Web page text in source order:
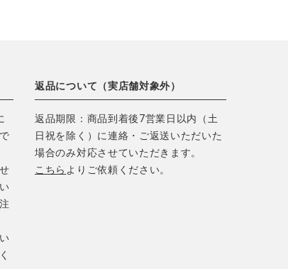
返品について（実店舗対象外）
返品期限：商品到着後7営業日以内（土
日祝を除く）に連絡・ご返送いただいた
場合のみ対応させていただきます。
こちら よりご依頼ください。